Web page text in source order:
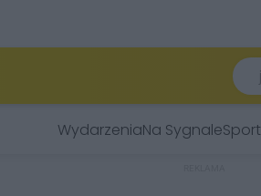
WydarzeniaNa SygnaleSport